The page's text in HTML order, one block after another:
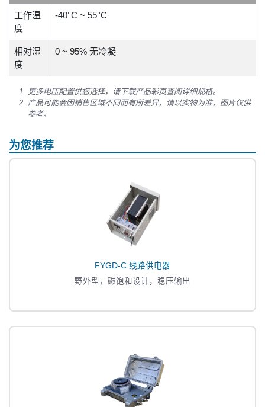
工作温
度
-40°C ~ 55°C
相对湿
度
0 ~ 95% 无冷凝
更多电压配置供您选择，请下载产品彩页查阅详细规格。
产品可能会因销售区域不同而有所差异，请以实物为准，图片仅供
参考。
为您推荐
FYGD-C 线路供电器
野外型，磁饱和设计，稳压输出